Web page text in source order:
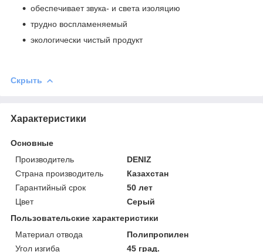
обеспечивает звука- и света изоляцию
трудно воспламеняемый
экологически чистый продукт
Скрыть
Характеристики
Основные
Производитель
DENIZ
Страна производитель
Казахстан
Гарантийный срок
50 лет
Цвет
Серый
Пользовательские характеристики
Материал отвода
Полипропилен
Угол изгиба
45 град.